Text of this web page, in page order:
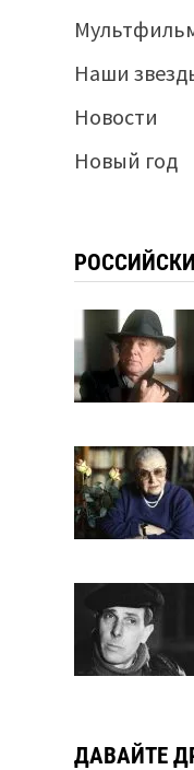
Наши
Новости
Новый год
ДАВАЙТЕ